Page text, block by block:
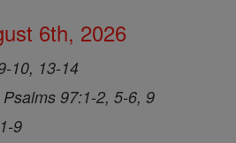
6th, 2026
10, 13-14
Psalms 97:1-2, 5-6, 9
9